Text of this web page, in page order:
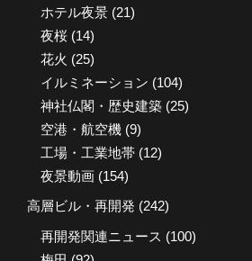
ホテル夜景 (21)
夜桜 (14)
花火 (25)
イルミネーション (104)
神社仏閣・歴史建築 (25)
空港・航空機 (9)
工場・工業地帯 (12)
夜景動画 (154)
高層ビル・再開発 (242)
再開発関連ニュース (100)